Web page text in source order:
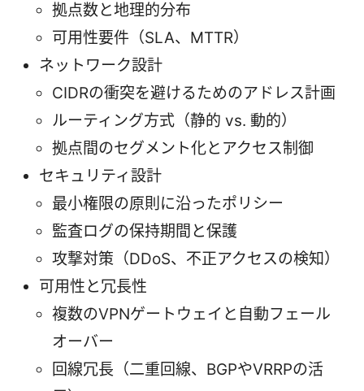
拠点数と地理的分布
可用性要件（SLA、MTTR）
ネットワーク設計
CIDRの衝突を避けるためのアドレス計画
ルーティング方式（静的 vs. 動的）
拠点間のセグメント化とアクセス制御
セキュリティ設計
最小権限の原則に沿ったポリシー
監査ログの保持期間と保護
攻撃対策（DDoS、不正アクセスの検知）
可用性と冗長性
複数のVPNゲートウェイと自動フェール
オーバー
回線冗長（二重回線、BGPやVRRPの活